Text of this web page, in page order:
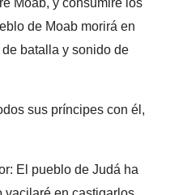
Moab, y consumiré los
de Moab morirá en
batalla y sonido de
sus príncipes con él,
El pueblo de Judá ha